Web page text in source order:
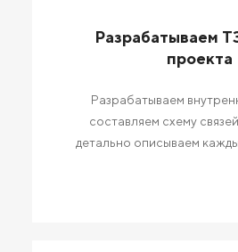
Разрабатываем
проекта
Разрабатываем
составляем схему
детально описываем